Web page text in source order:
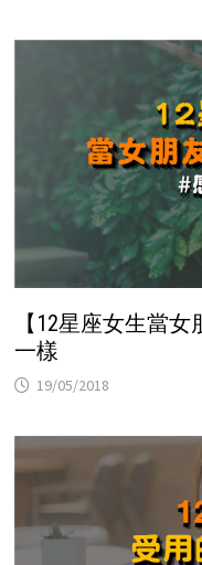
【12星座女生當
一樣
19/05/2018